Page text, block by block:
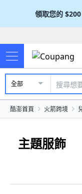
領取您的 $200
全部
酷澎首頁 火箭跨境
主題服飾